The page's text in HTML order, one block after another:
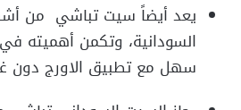
يعد أيضاً سيت تباشي من
السودانية، وتكمن أهميته
سهل مع تطبيق الاورج دون